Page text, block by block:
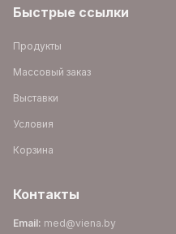
Быстрые ссылки
Продукты
Массовый заказ
Выставки
Условия
Корзина
Контакты
Email: med@viena.by